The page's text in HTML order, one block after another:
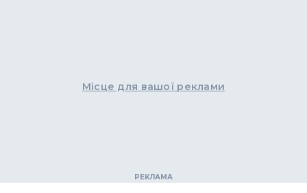
Місце для вашої реклами